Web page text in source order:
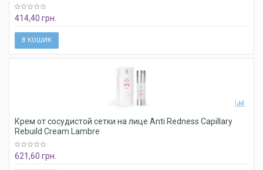
414,40 грн.
В КОШИК
Крем от сосудистой сетки на лице Anti Redness Capillary
Rebuild Cream Lambre
621,60 грн.